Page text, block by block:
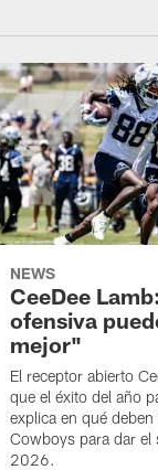
NEWS
CeeDee
ofensiva
mejor"
El receptor abierto
que el éxito del año
explica en qué
Cowboys para dar el
2026.